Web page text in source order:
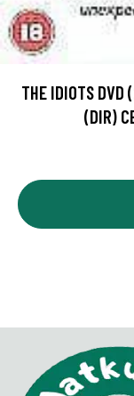
THE IDIOTS DVD
(DIR)